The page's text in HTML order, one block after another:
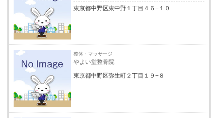
東京都中野区東中野１丁目４６−１０
整体・マッサージ
やよい堂整骨院
東京都中野区弥生町２丁目１９−８